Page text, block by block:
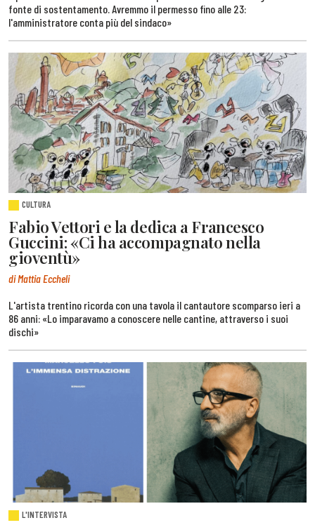
fonte di sostentamento. Avremmo il permesso fino alle 23:
l'amministratore conta più del sindaco»
CULTURA
Fabio Vettori e la dedica a Francesco
Guccini: «Ci ha accompagnato nella
gioventù»
di Mattia Eccheli
L'artista trentino ricorda con una tavola il cantautore scomparso ieri a
86 anni: «Lo imparavamo a conoscere nelle cantine, attraverso i suoi
dischi»
L'INTERVISTA